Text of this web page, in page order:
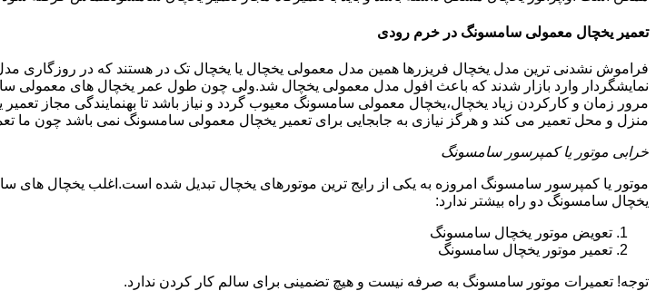
تعمیر یخچال معمولی سامسونگ در خرم رودی
فراموش نشدنی ترین مدل یخچال فریزرها همین مدل معمولی یخچال یا یخچال تک در هستند که در روزگاری
نمایشگردار وارد بازار شدند که باعث افول مدل معمولی یخچال شد.ولی چون طول عمر یخچال های معمولی
مرور زمان و کارکردن زیاد یخچال،یخچال معمولی سامسونگ معیوب گردد و نیاز باشد تا بهنمایندگی مجاز
منزل و محل تعمیر می کند و هرگز نیازی به جابجایی برای تعمیر یخچال معمولی سامسونگ نمی باشد چون ما
خرابی موتور یا کمپرسور سامسونگ
موتور یا کمپرسور سامسونگ امروزه به یکی از رایج ترین موتورهای یخچال تبدیل شده است.اغلب یخچال های
یخچال سامسونگ دو راه بیشتر ندارد:
تعویض موتور یخچال سامسونگ
تعمیر موتور یخچال سامسونگ
توجه! تعمیرات موتور سامسونگ به صرفه نیست و هیچ تضمینی برای سالم کار کردن ندارد.